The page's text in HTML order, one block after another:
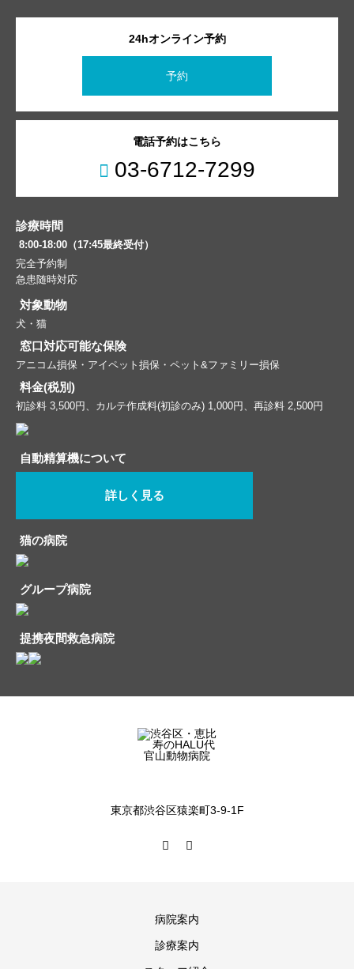
24hオンライン予約
予約
電話予約はこちら
03-6712-7299
診療時間
8:00-18:00（17:45最終受付）
完全予約制
急患随時対応
対象動物
犬・猫
窓口対応可能な保険
アニコム損保・アイペット損保・ペット&ファミリー損保
料金(税別)
初診料 3,500円、カルテ作成料(初診のみ) 1,000円、再診料 2,500円
自動精算機について
詳しく見る
猫の病院
グループ病院
提携夜間救急病院
東京都渋谷区猿楽町3-9-1F
病院案内
診療案内